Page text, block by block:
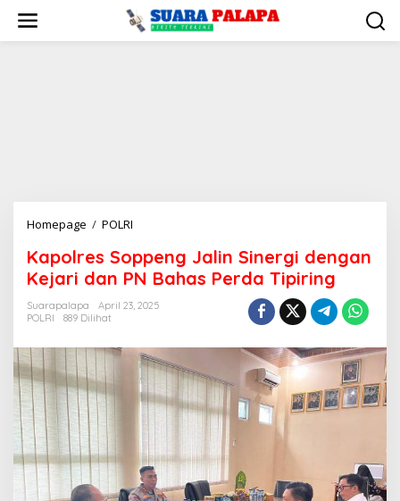
konten
Homepage / POLRI
Jalin
Sinergi
Kejari
PN
Bahas
Perda
Tipiring
Kapolres Soppeng Jalin Sinergi dengan
Kejari dan PN Bahas Perda Tipiring
Suarapalapa
April 23, 2025
POLRI
889 Dilihat